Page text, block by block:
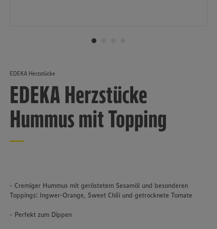
EDEKA Herzstücke
EDEKA Herzstücke
Hummus mit Topping
- Cremiger Hummus mit geröstetem Sesamöl und besonderen
Toppings: Ingwer-Orange, Sweet Chili und getrocknete Tomate
- Perfekt zum Dippen